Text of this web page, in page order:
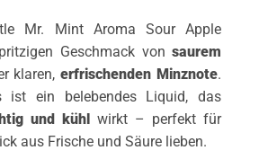
Mr. Mint Aroma Sour Apple
Geschmack vonsaurem
klaren,erfrischenden Minznote.
ist ein belebendes Liquid, das
und kühl
wirkt – perfekt für
aus Frische und Säure lieben.